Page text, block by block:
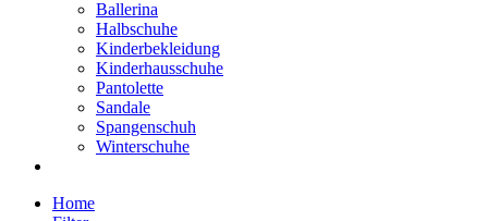
Ballerina
Halbschuhe
Kinderbekleidung
Kinderhausschuhe
Pantolette
Sandale
Spangenschuh
Winterschuhe
Home